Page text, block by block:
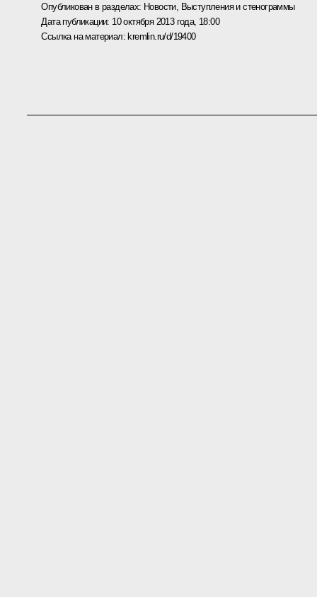
Опубликован в разделах: Новости, Выступления и стенограммы
Дата публикации: 10 октября 2013 года, 18:00
Ссылка на материал: kremlin.ru/d/19400